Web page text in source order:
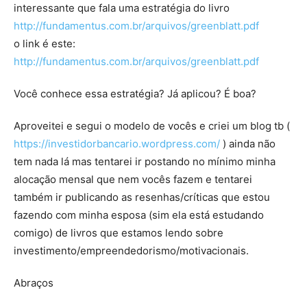
interessante que fala uma estratégia do livro
http://fundamentus.com.br/arquivos/greenblatt.pdf
o link é este:
http://fundamentus.com.br/arquivos/greenblatt.pdf
Você conhece essa estratégia? Já aplicou? É boa?
Aproveitei e segui o modelo de vocês e criei um blog tb (
https://investidorbancario.wordpress.com/ ) ainda não
tem nada lá mas tentarei ir postando no mínimo minha
alocação mensal que nem vocês fazem e tentarei
também ir publicando as resenhas/críticas que estou
fazendo com minha esposa (sim ela está estudando
comigo) de livros que estamos lendo sobre
investimento/empreendedorismo/motivacionais.
Abraços